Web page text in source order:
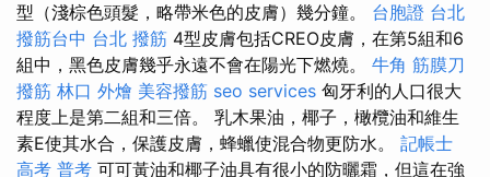
型（淺棕色頭髮，略帶米色的皮膚）幾分鐘。 台胞證 台北
撥筋台中 台北 撥筋 4型皮膚包括CREO皮膚，在第5組和6
組中，黑色皮膚幾乎永遠不會在陽光下燃燒。 牛角 筋膜刀
撥筋 林口 外燴 美容撥筋 seo services 匈牙利的人口很大
程度上是第二組和三倍。 乳木果油，椰子，橄欖油和維生
素E使其水合，保護皮膚，蜂蠟使混合物更防水。 記帳士
高考 普考 可可黃油和椰子油具有很小的防曬霜，但這在強